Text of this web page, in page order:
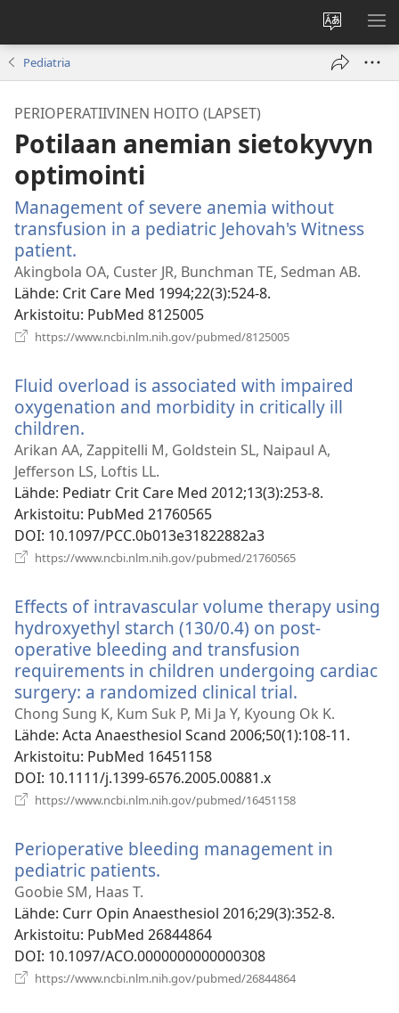
Vaihda
sivuston
kieli
Pediatria
PERIOPERATIIVINEN HOITO (LAPSET)
Potilaan anemian sietokyvyn
optimointi
Management of severe anemia without
transfusion in a pediatric Jehovah's Witness
patient.
uuden
ikkunan)
Akingbola OA, Custer JR, Bunchman TE, Sedman AB.
Lähde‎: Crit Care Med 1994;22(3):524-8.
Arkistoitu‎: PubMed 8125005
https://www.ncbi.nlm.nih.gov/pubmed/8125005
Fluid overload is associated with impaired
oxygenation and morbidity in critically ill
children.
uuden
ikkunan)
Arikan AA, Zappitelli M, Goldstein SL, Naipaul A,
Jefferson LS, Loftis LL.
Lähde‎: Pediatr Crit Care Med 2012;13(3):253-8.
Arkistoitu‎: PubMed 21760565
DOI‎: 10.1097/PCC.0b013e31822882a3
https://www.ncbi.nlm.nih.gov/pubmed/21760565
Effects of intravascular volume therapy using
hydroxyethyl starch (130/0.4) on post-
operative bleeding and transfusion
requirements in children undergoing cardiac
surgery: a randomized clinical trial.
uuden
ikkunan)
Chong Sung K, Kum Suk P, Mi Ja Y, Kyoung Ok K.
Lähde‎: Acta Anaesthesiol Scand 2006;50(1):108-11.
Arkistoitu‎: PubMed 16451158
DOI‎: 10.1111/j.1399-6576.2005.00881.x
https://www.ncbi.nlm.nih.gov/pubmed/16451158
Perioperative bleeding management in
pediatric patients.
ikkunan)
Goobie SM, Haas T.
Lähde‎: Curr Opin Anaesthesiol 2016;29(3):352-8.
Arkistoitu‎: PubMed 26844864
DOI‎: 10.1097/ACO.0000000000000308
https://www.ncbi.nlm.nih.gov/pubmed/26844864